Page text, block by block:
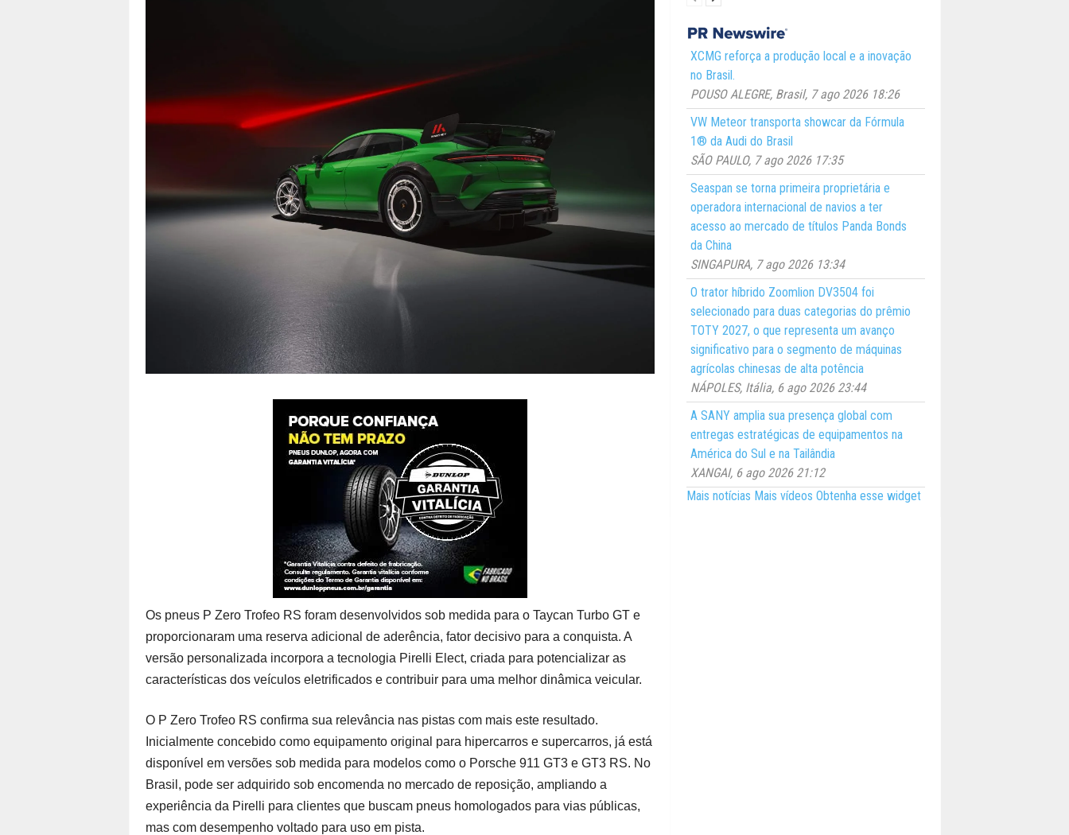
Os pneus P Zero Trofeo RS foram desenvolvidos sob medida para o Taycan Turbo GT e
proporcionaram uma reserva adicional de aderência, fator decisivo para a conquista. A
versão personalizada incorpora a tecnologia Pirelli Elect, criada para potencializar as
características dos veículos eletrificados e contribuir para uma melhor dinâmica veicular.
O P Zero Trofeo RS confirma sua relevância nas pistas com mais este resultado.
Inicialmente concebido como equipamento original para hipercarros e supercarros, já está
disponível em versões sob medida para modelos como o Porsche 911 GT3 e GT3 RS. No
Brasil, pode ser adquirido sob encomenda no mercado de reposição, ampliando a
experiência da Pirelli para clientes que buscam pneus homologados para vias públicas,
mas com desempenho voltado para uso em pista.
XCMG reforça a produção local e a inovação
no Brasil.
POUSO ALEGRE, Brasil, 7 ago 2026 18:26
VW Meteor transporta showcar da Fórmula
1® da Audi do Brasil
SÃO PAULO, 7 ago 2026 17:35
Seaspan se torna primeira proprietária e
operadora internacional de navios a ter
acesso ao mercado de títulos Panda Bonds
da China
SINGAPURA, 7 ago 2026 13:34
O trator híbrido Zoomlion DV3504 foi
selecionado para duas categorias do prêmio
TOTY 2027, o que representa um avanço
significativo para o segmento de máquinas
agrícolas chinesas de alta potência
NÁPOLES, Itália, 6 ago 2026 23:44
A SANY amplia sua presença global com
entregas estratégicas de equipamentos na
América do Sul e na Tailândia
XANGAI, 6 ago 2026 21:12
Mais notícias Mais vídeos Obtenha esse widget